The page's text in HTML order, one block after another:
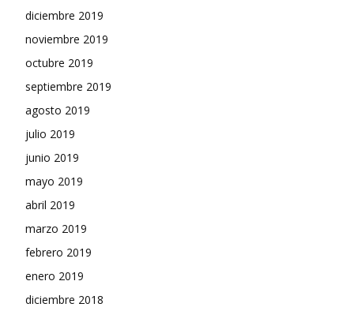
diciembre 2019
noviembre 2019
octubre 2019
septiembre 2019
agosto 2019
julio 2019
junio 2019
mayo 2019
abril 2019
marzo 2019
febrero 2019
enero 2019
diciembre 2018